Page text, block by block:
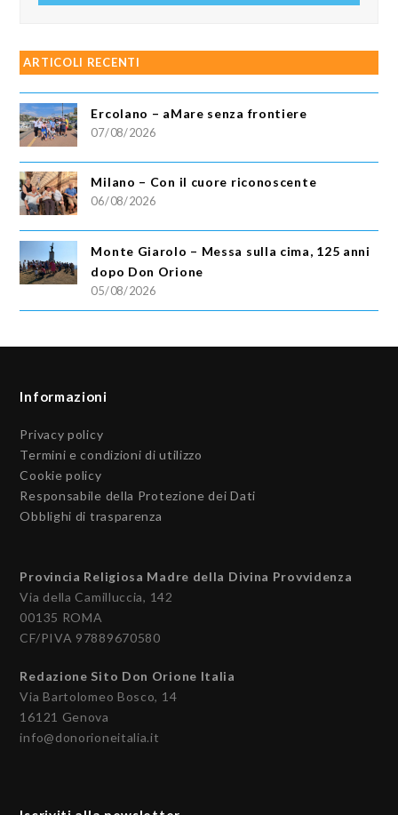
ARTICOLI RECENTI
Ercolano – aMare senza frontiere
07/08/2026
Milano – Con il cuore riconoscente
06/08/2026
Monte Giarolo – Messa sulla cima, 125 anni
dopo Don Orione
05/08/2026
Informazioni
Privacy policy
Termini e condizioni di utilizzo
Cookie policy
Responsabile della Protezione dei Dati
Obblighi di trasparenza
Provincia Religiosa Madre della Divina Provvidenza
Via della Camilluccia, 142
00135 ROMA
CF/PIVA 97889670580
Redazione Sito Don Orione Italia
Via Bartolomeo Bosco, 14
16121 Genova
info@donorioneitalia.it